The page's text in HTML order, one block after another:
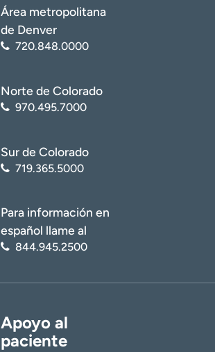
Área metropolitana
de Denver
720.848.0000
Norte de Colorado
970.495.7000
Sur de Colorado
719.365.5000
Para información en
español llame al
844.945.2500
Apoyo al
paciente